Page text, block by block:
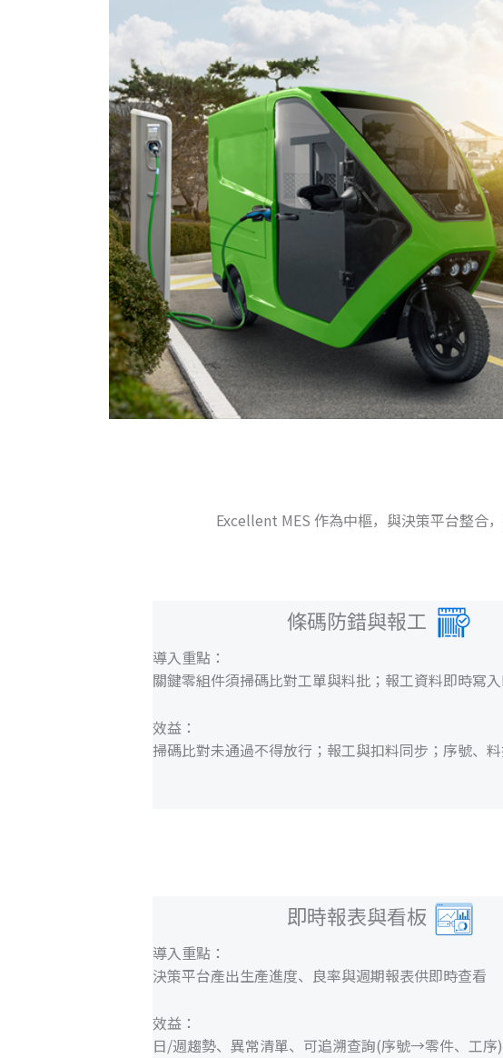
Excellent MES 作為中樞，與決策平台整合
條碼防錯與報工
導入重點：
關鍵零組件須掃碼比對工單與料批；報工資料即時寫
效益：
掃碼比對未通過不得放行；報工與扣料同步；序號、
即時報表與看板
導入重點：
決策平台產出生產進度、良率與週期報表供即時查看
效益：
日/週趨勢、異常清單、可追溯查詢(序號→零件、工序)